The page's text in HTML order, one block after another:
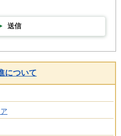
送信
について